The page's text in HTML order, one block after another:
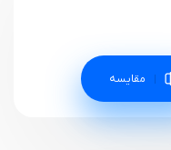
مقایسه